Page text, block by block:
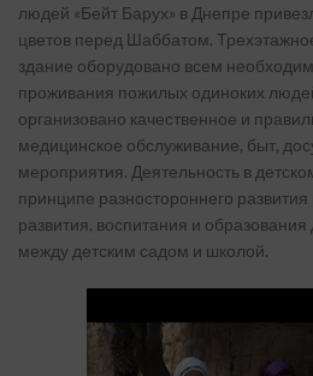
людей «Бейт Барух» в Днепре
цветов перед Шаббатом.
здание оборудовано всем
проживания пожилых одиноких
организовано качественное и
медицинское обслуживание, быт,
мероприятия. Деятельность в
принципе разностороннего
развития, воспитания и
между детским садом и школой.